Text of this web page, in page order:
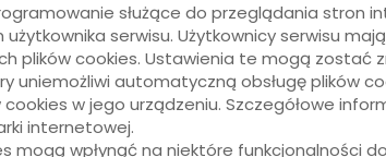
służące do przeglądania stron
serwisu. Użytkownicy serwisu
plików cookies. Ustawienia te mogą zostać
uniemożliwi automatyczną obsługę plików
w jego urządzeniu. Szczegółowe
internetowej.
mogą wpłynąć na niektóre funkcjonalności